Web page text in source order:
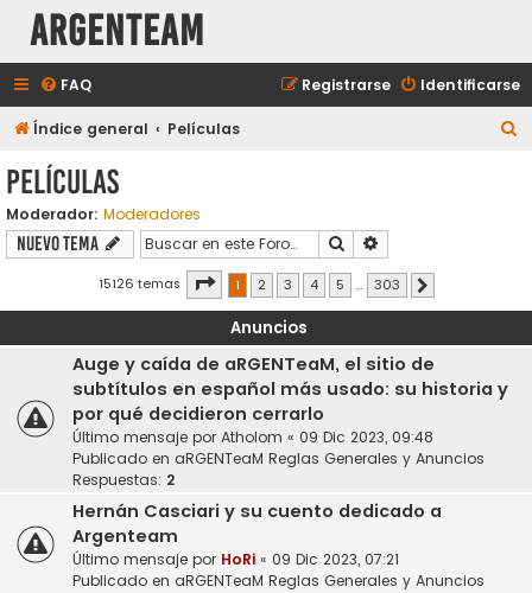
aRGENTeaM
FAQ Identificarse
Registrarse
Índice general Películas
Películas
Moderador: Moderadores
Nuevo Tema Buscar
15126 temas Página de 303
1 2 3 4 5 … 303
Anuncios
Auge y caída de aRGENTeaM, el sitio de
subtítulos en español más usado: su historia y
por qué decidieron cerrarlo
Último mensaje por Atholom « 09 Dic 2023, 09:48
Publicado en aRGENTeaM Reglas Generales y Anuncios
Respuestas: 2
Hernán Casciari y su cuento dedicado a
Argenteam
Último mensaje por HoRi « 09 Dic 2023, 07:21
Publicado en aRGENTeaM Reglas Generales y Anuncios